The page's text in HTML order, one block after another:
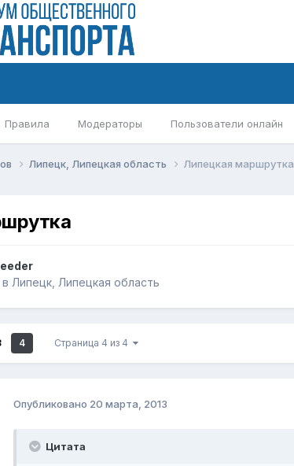
Правила Модераторы Пользователи онлайн
Липецк, Липецкая область Липецкая маршрутка
в Липецк, Липецкая область
4 Страница 4 из 4
Опубликовано 20 марта, 2013
Цитата